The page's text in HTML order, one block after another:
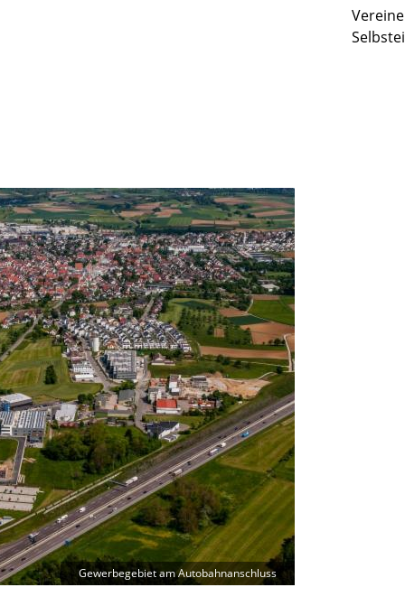
Vereine
Gewerbegebiet am Autobahnanschluss